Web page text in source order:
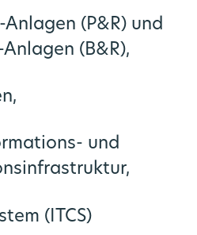
(P&R) und
(B&R),
und
(ITCS)